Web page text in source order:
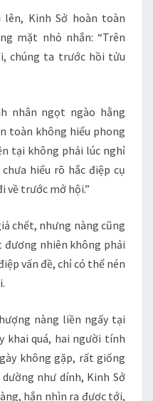
lên, Kinh Sở hoàn toàn
mặt nhỏ nhắn: “Trên
chúng ta trước hồi tửu
nhân ngọt ngào hằng
toàn không hiểu phong
tại không phải lúc nghỉ
hiểu rõ hắc điệp cụ
về trước mở hội.”
chết, nhưng nàng cũng
nhiên không phải
vấn đề, chỉ có thể nén
nàng liền ngấy tại
khai quá, hai người tính
không gặp, rất giống
như dính, Kinh Sở
hắn nhìn ra được tới,